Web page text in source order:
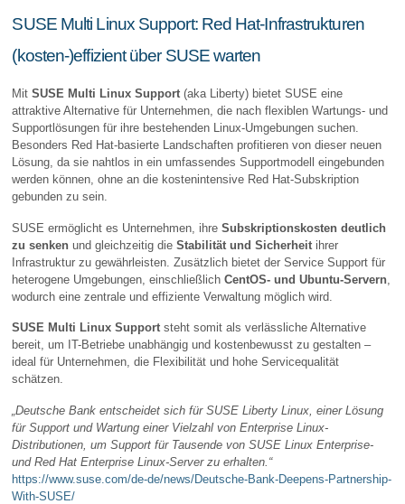
SUSE Multi Linux Support: Red Hat-Infrastrukturen
(kosten-)effizient über SUSE warten
MitSUSE Multi Linux Support (aka Liberty) bietet SUSE eine
attraktive Alternative für Unternehmen, die nach flexiblen Wartungs- und
Supportlösungen für ihre bestehenden Linux-Umgebungen suchen.
Besonders Red Hat-basierte Landschaften profitieren von dieser neuen
Lösung, da sie nahtlos in ein umfassendes Supportmodell eingebunden
werden können, ohne an die kostenintensive Red Hat-Subskription
gebunden zu sein.
SUSE ermöglicht es Unternehmen, ihreSubskriptionskosten deutlich
zu senken und gleichzeitig dieStabilität und Sicherheit ihrer
Infrastruktur zu gewährleisten. Zusätzlich bietet der Service Support für
heterogene Umgebungen, einschließlichCentOS- und Ubuntu-Servern
wodurch eine zentrale und effiziente Verwaltung möglich wird.
SUSE Multi Linux Support steht somit als verlässliche Alternative
bereit, um IT-Betriebe unabhängig und kostenbewusst zu gestalten –
ideal für Unternehmen, die Flexibilität und hohe Servicequalität
schätzen.
„Deutsche Bank entscheidet sich für SUSE Liberty Linux, einer Lösung
für Support und Wartung einer Vielzahl von Enterprise Linux-
Distributionen, um Support für Tausende von SUSE Linux Enterprise-
und Red Hat Enterprise Linux-Server zu erhalten.“
https://www.suse.com/de-de/news/Deutsche-Bank-Deepens-Partnership-
With-SUSE/